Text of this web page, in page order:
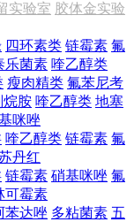
实验室 胶体金实验
四环素类 链霉素 氟
乐菌素 喹乙醇类
瘦肉精类 氟苯尼考
烷胺 喹乙醇类 地塞
咪唑
喹乙醇类 链霉素 氟
丹红
链霉素 硝基咪唑 氟
可霉素
苯达唑 多粘菌素 五